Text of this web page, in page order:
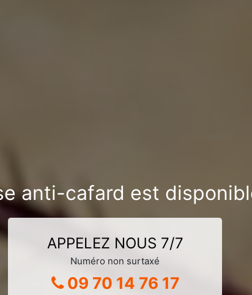
anti-cafard est
APPELEZ NOUS 7/7
Numéro non surtaxé
09 70 14 76 17